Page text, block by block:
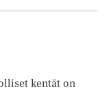
kentät on